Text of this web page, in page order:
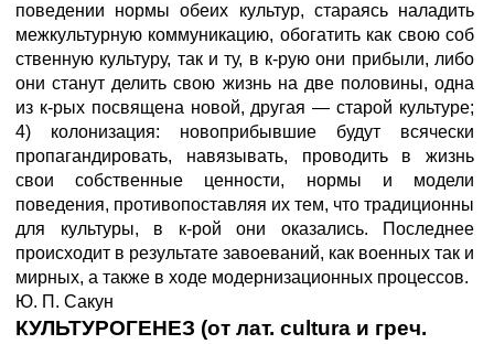
поведении нормы обеих культур, стараясь наладить
межкультурную коммуникацию, обогатить как свою соб
ственную культуру, так и ту, в к-рую они прибыли, либо
они станут делить свою жизнь на две половины, одна
из к-рых посвящена новой, другая — старой культуре;
4) колонизация: новоприбывшие будут всячески
пропагандировать, навязывать, проводить в жизнь
свои собственные ценности, нормы и модели
поведения, противопоставляя их тем, что традиционны
для культуры, в к-рой они оказались. Последнее
происходит в результате завоеваний, как военных так и
мирных, а также в ходе модернизационных процессов.
Ю. П. Сакун
КУЛЬТУРОГЕНЕЗ (от лат. cultura и греч.